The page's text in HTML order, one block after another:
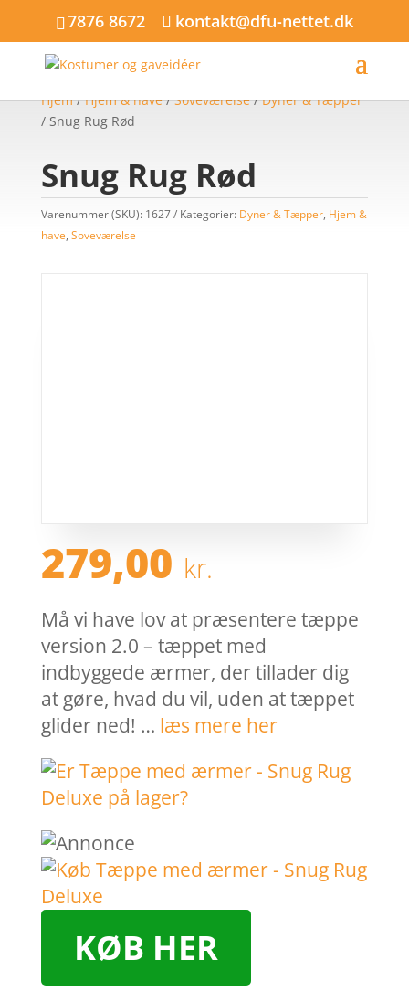
7876 8672 kontakt@dfu-nettet.dk
Hjem/Hjem & have/Soveværelse/Dyner & Tæpper
/ Snug Rug Rød
Snug Rug Rød
Varenummer (SKU): 1627 Kategorier: Dyner & Tæpper, Hjem &
have, Soveværelse
279,00 kr.
Må vi have lov at præsentere tæppe
version 2.0 – tæppet med
indbyggede ærmer, der tillader dig
at gøre, hvad du vil, uden at tæppet
glider ned! … læs mere her
KØB HER